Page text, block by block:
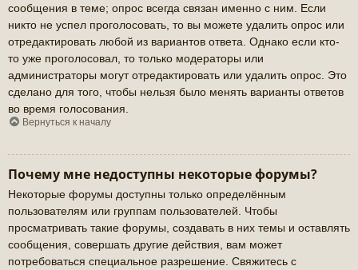
сообщения в теме; опрос всегда связан именно с ним. Если
никто не успел проголосовать, то вы можете удалить опрос или
отредактировать любой из вариантов ответа. Однако если кто-
то уже проголосовал, то только модераторы или
администраторы могут отредактировать или удалить опрос. Это
сделано для того, чтобы нельзя было менять варианты ответов
во время голосования.
Вернуться к началу
Почему мне недоступны некоторые форумы?
Некоторые форумы доступны только определённым
пользователям или группам пользователей. Чтобы
просматривать такие форумы, создавать в них темы и оставлять
сообщения, совершать другие действия, вам может
потребоваться специальное разрешение. Свяжитесь с